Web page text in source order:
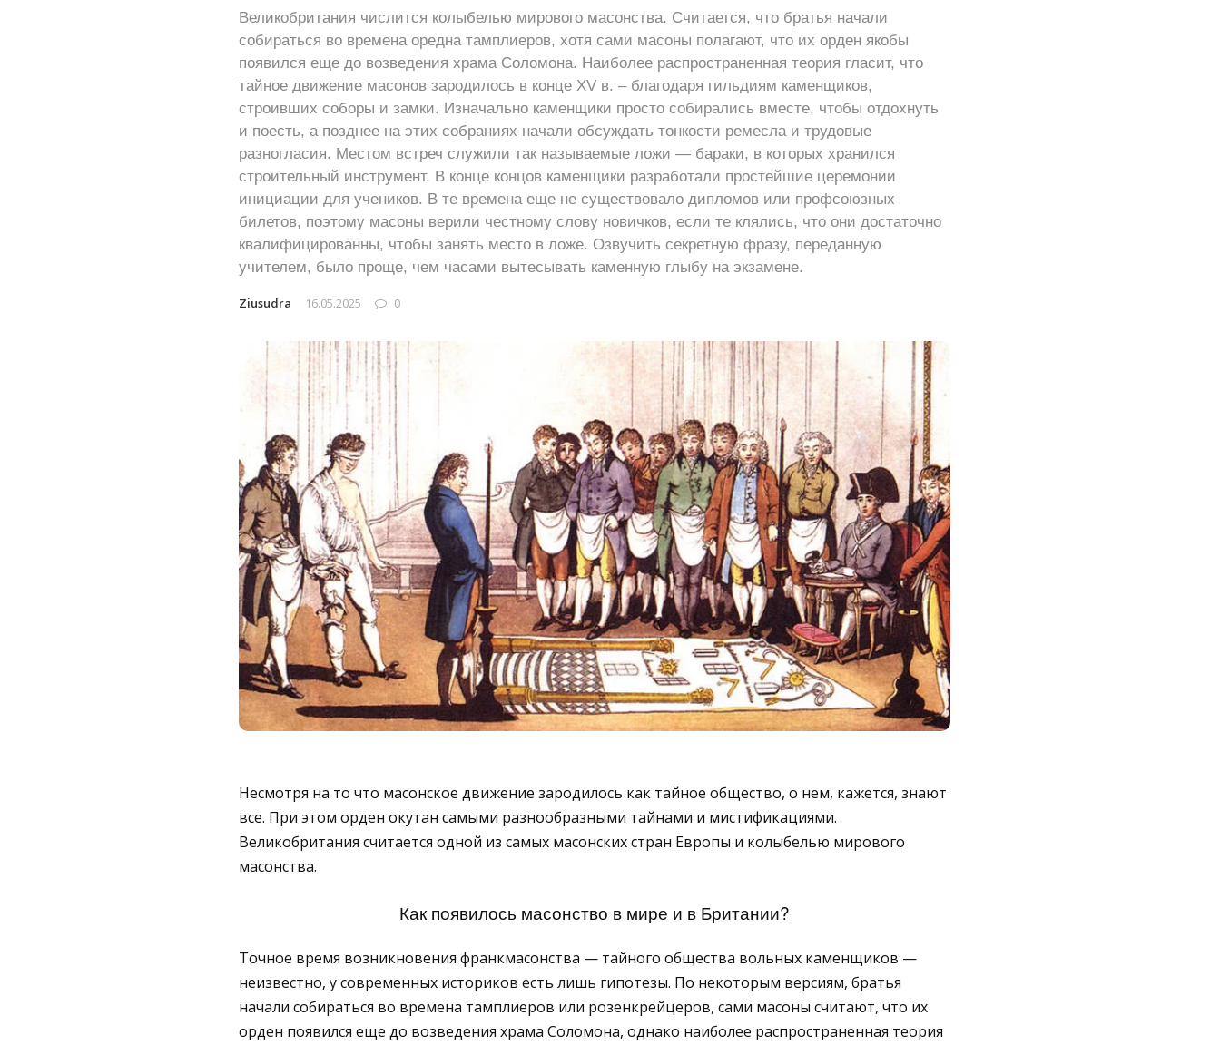
Великобритания числится колыбелью мирового масонства. Считается, что братья начали
собираться во времена оредна тамплиеров, хотя сами масоны полагают, что их орден якобы
появился еще до возведения храма Соломона. Наиболее распространенная теория гласит, что
тайное движение масонов зародилось в конце XV в. – благодаря гильдиям каменщиков,
строивших соборы и замки. Изначально каменщики просто собирались вместе, чтобы отдохнуть
и поесть, а позднее на этих собраниях начали обсуждать тонкости ремесла и трудовые
разногласия. Местом встреч служили так называемые ложи — бараки, в которых хранился
строительный инструмент. В конце концов каменщики разработали простейшие церемонии
инициации для учеников. В те времена еще не существовало дипломов или профсоюзных
билетов, поэтому масоны верили честному слову новичков, если те клялись, что они достаточно
квалифицированны, чтобы занять место в ложе. Озвучить секретную фразу, переданную
учителем, было проще, чем часами вытесывать каменную глыбу на экзамене.
Ziusudra 16.05.2025 0
Несмотря на то что масонское движение зародилось как тайное общество, о нем, кажется, знают
все. При этом орден окутан самыми разнообразными тайнами и мистификациями.
Великобритания считается одной из самых масонских стран Европы и колыбелью мирового
масонства.
Как появилось масонство в мире и в Британии?
Точное время возникновения франкмасонства — тайного общества вольных каменщиков —
неизвестно, у современных историков есть лишь гипотезы. По некоторым версиям, братья
начали собираться во времена тамплиеров или розенкрейцеров, сами масоны считают, что их
орден появился еще до возведения храма Соломона, однако наиболее распространенная теория